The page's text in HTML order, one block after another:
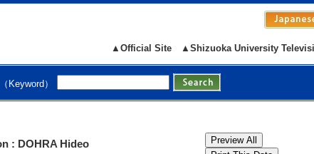
▲Shizuoka University
▲Official Site
Keyword）
: DOHRA Hideo
Display ALL
細胞内共生を解説 (2019/12/22)
事